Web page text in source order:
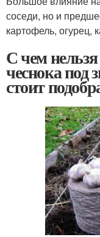
соседи, но и
картофель, огурец,
С чем
чеснока под
стоит